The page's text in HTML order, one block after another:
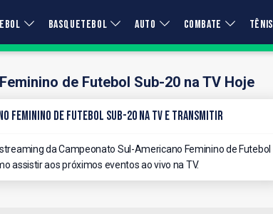
BASQUETEBOL AUTO COMBATE TÊNIS
de Futebol Sub-20 na TV Hoje
Feminino de Futebol Sub-20 na TV e Transmitir
da Campeonato Sul-Americano Feminino de Futebol
assistir aos próximos eventos ao vivo na TV.